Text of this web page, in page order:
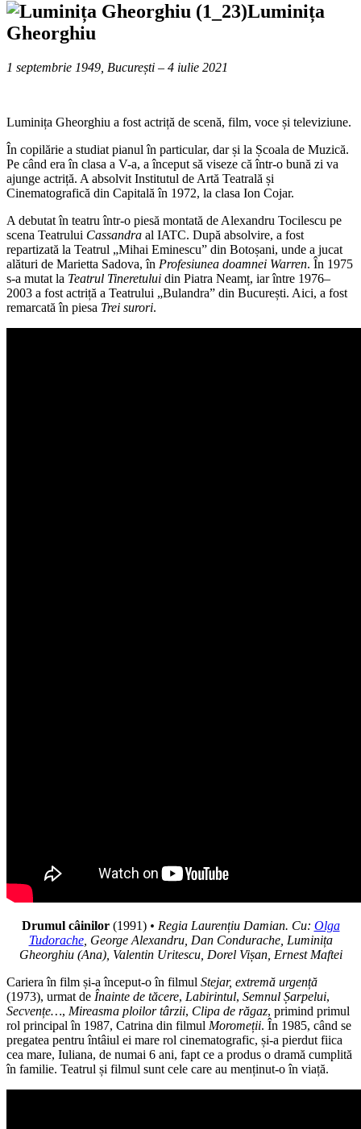
Luminița
Gheorghiu
1 septembrie 1949, București – 4 iulie 2021
Luminița Gheorghiu a fost actriță de scenă, film, voce și televiziune.
În copilărie a studiat pianul în particular, dar și la Școala de Muzică.
Pe când era în clasa a V-a, a început să viseze că într-o bună zi va
ajunge actriță. A absolvit Institutul de Artă Teatrală și
Cinematografică din Capitală în 1972, la clasa Ion Cojar.
A debutat în teatru într-o piesă montată de Alexandru Tocilescu pe
scena Teatrului Cassandra al IATC. După absolvire, a fost
repartizată la Teatrul „Mihai Eminescu” din Botoșani, unde a jucat
alături de Marietta Sadova, în Profesiunea doamnei Warren. În 1975
s-a mutat la Teatrul Tineretului din Piatra Neamț, iar între 1976–
2003 a fost actriță a Teatrului „Bulandra” din București. Aici, a fost
remarcată în piesa Trei surori.
Drumul câinilor(1991) • Regia Laurențiu Damian. Cu: Olga
Tudorache, George Alexandru, Dan Condurache, Luminița
Gheorghiu (Ana), Valentin Uritescu, Dorel Vișan, Ernest Maftei
Cariera în film și-a început-o în filmul Stejar, extremă urgență
(1973), urmat de Înainte de tăcere, Labirintul, Semnul Șarpelui,
Secvențe…, Mireasma ploilor târzii, Clipa de răgaz, primind primul
rol principal în 1987, Catrina din filmul Moromeții. În 1985, când se
pregatea pentru întâiul ei mare rol cinematografic, și-a pierdut fiica
cea mare, Iuliana, de numai 6 ani, fapt ce a produs o dramă cumplită
în familie. Teatrul și filmul sunt cele care au menținut-o în viață.